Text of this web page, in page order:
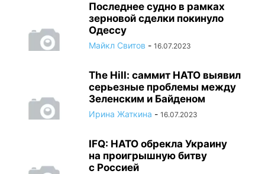
Последнее судно в рамках
зерновой сделки покинуло
Одессу
Майкл Свитов - 16.07.2023
The Hill: саммит НАТО выявил
серьезные проблемы между
Зеленским и Байденом
Ирина Жаткина - 16.07.2023
IFQ: НАТО обрекла Украину
на проигрышную битву
с Россией